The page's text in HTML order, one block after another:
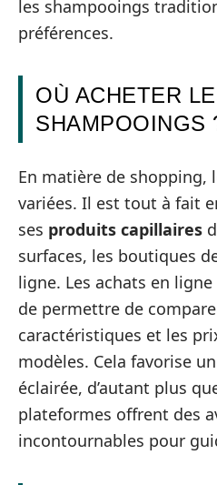
les shampooings
préférences.
OÙ ACHETER
SHAMPOOINGS
En matière de shopping,
variées. Il est tout à fait
ses produits capillaires
surfaces, les boutiques
ligne. Les achats en
de permettre de
caractéristiques et les
modèles. Cela favorise
éclairée, d’autant plus
plateformes offrent des
incontournables pour